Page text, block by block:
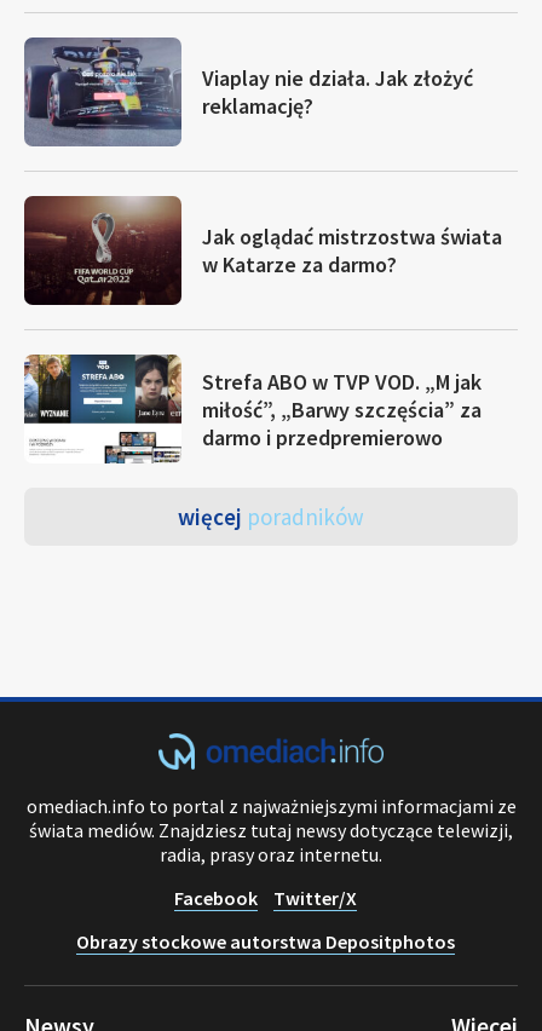
Viaplay nie działa. Jak złożyć
reklamację?
Jak oglądać mistrzostwa świata
w Katarze za darmo?
Strefa ABO w TVP VOD. „M jak
miłość”, „Barwy szczęścia” za
darmo i przedpremierowo
więcej poradników
omediach.info to portal z najważniejszymi informacjami ze
świata mediów. Znajdziesz tutaj newsy dotyczące telewizji,
radia, prasy oraz internetu.
Facebook
Twitter/X
Obrazy stockowe autorstwa Depositphotos